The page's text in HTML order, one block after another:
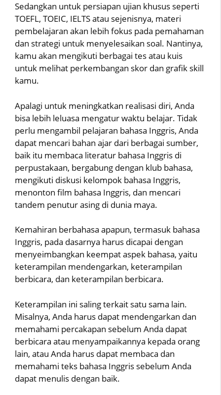
Sedangkan untuk persiapan ujian khusus seperti
TOEFL, TOEIC, IELTS atau sejenisnya, materi
pembelajaran akan lebih fokus pada pemahaman
dan strategi untuk menyelesaikan soal. Nantinya,
kamu akan mengikuti berbagai tes atau kuis
untuk melihat perkembangan skor dan grafik skill
kamu.
Apalagi untuk meningkatkan realisasi diri, Anda
bisa lebih leluasa mengatur waktu belajar. Tidak
perlu mengambil pelajaran bahasa Inggris, Anda
dapat mencari bahan ajar dari berbagai sumber,
baik itu membaca literatur bahasa Inggris di
perpustakaan, bergabung dengan klub bahasa,
mengikuti diskusi kelompok bahasa Inggris,
menonton film bahasa Inggris, dan mencari
tandem penutur asing di dunia maya.
Kemahiran berbahasa apapun, termasuk bahasa
Inggris, pada dasarnya harus dicapai dengan
menyeimbangkan keempat aspek bahasa, yaitu
keterampilan mendengarkan, keterampilan
berbicara, dan keterampilan berbicara.
Keterampilan ini saling terkait satu sama lain.
Misalnya, Anda harus dapat mendengarkan dan
memahami percakapan sebelum Anda dapat
berbicara atau menyampaikannya kepada orang
lain, atau Anda harus dapat membaca dan
memahami teks bahasa Inggris sebelum Anda
dapat menulis dengan baik.